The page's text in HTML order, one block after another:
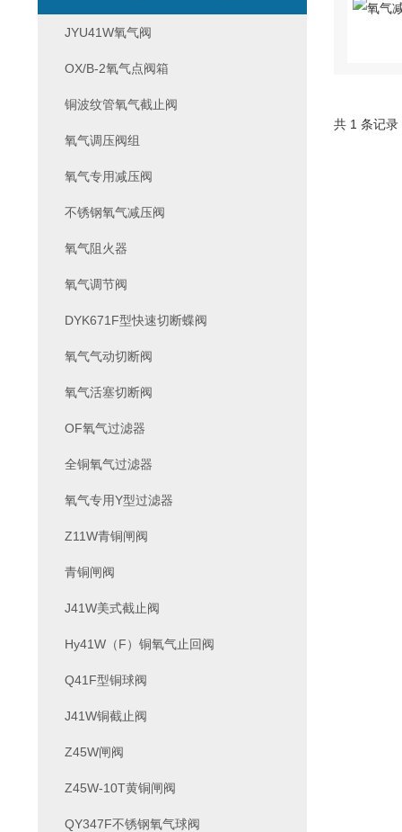
共 1 条记
JYU41W氧气阀
OX/B-2氧气点阀箱
铜波纹管氧气截止阀
氧气调压阀组
氧气专用减压阀
不锈钢氧气减压阀
氧气阻火器
氧气调节阀
DYK671F型快速切断蝶阀
氧气气动切断阀
氧气活塞切断阀
OF氧气过滤器
全铜氧气过滤器
氧气专用Y型过滤器
Z11W青铜闸阀
青铜闸阀
J41W美式截止阀
Hy41W（F）铜氧气止回阀
Q41F型铜球阀
J41W铜截止阀
Z45W闸阀
Z45W-10T黄铜闸阀
QY347F不锈钢氧气球阀